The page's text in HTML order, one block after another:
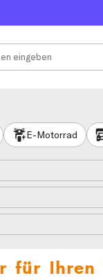
E-Motorrad
für Ihren